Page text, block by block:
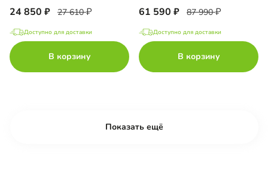
24 850 27 610
Доступно для доставки
В корзину
61 590 87 990
Доступно для доставки
В корзину
Показать ещё